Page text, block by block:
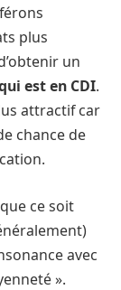
plus
un
est en CDI.
attractif car
chance de
ce soit
avec
».